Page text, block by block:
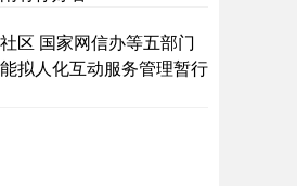
区 国家网信办等五部门
拟人化互动服务管理暂行